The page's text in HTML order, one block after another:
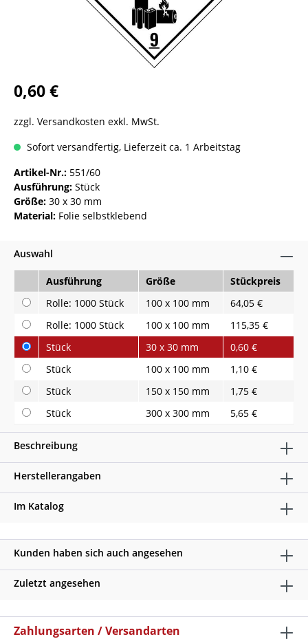
0,60 €
zzgl. Versandkosten exkl. MwSt.
Sofort versandfertig, Lieferzeit ca. 1 Arbeitstag
Artikel-Nr.: 551/60
Ausführung: Stück
Größe: 30 x 30 mm
Material: Folie selbstklebend
Auswahl
Ausführung Größe
Stückpreis
Rolle: 1000 Stück
100 x 100 mm
64,05 €
Rolle: 1000 Stück
100 x 100 mm
115,35 €
Stück
30 x 30 mm
0,60 €
Stück
100 x 100 mm
1,10 €
Stück
150 x 150 mm
1,75 €
Stück
300 x 300 mm 5,65 €
Beschreibung
Herstellerangaben
Im Katalog
Kunden haben sich auch angesehen
Zuletzt angesehen
Zahlungsarten / Versandarten